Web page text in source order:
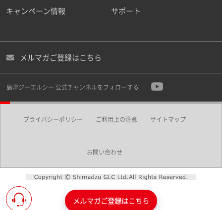
キャンペーン情報 サポート
メルマガご登録はこちら
島津ジーエルシー 公式チャンネルをフォローする
プライバシーポリシー ご利用上の注意 サイトマップ
お問い合わせ
メルマガご登録はこちら